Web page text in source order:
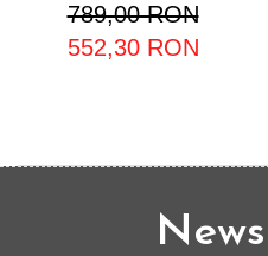
789,00 RON
552,30 RON